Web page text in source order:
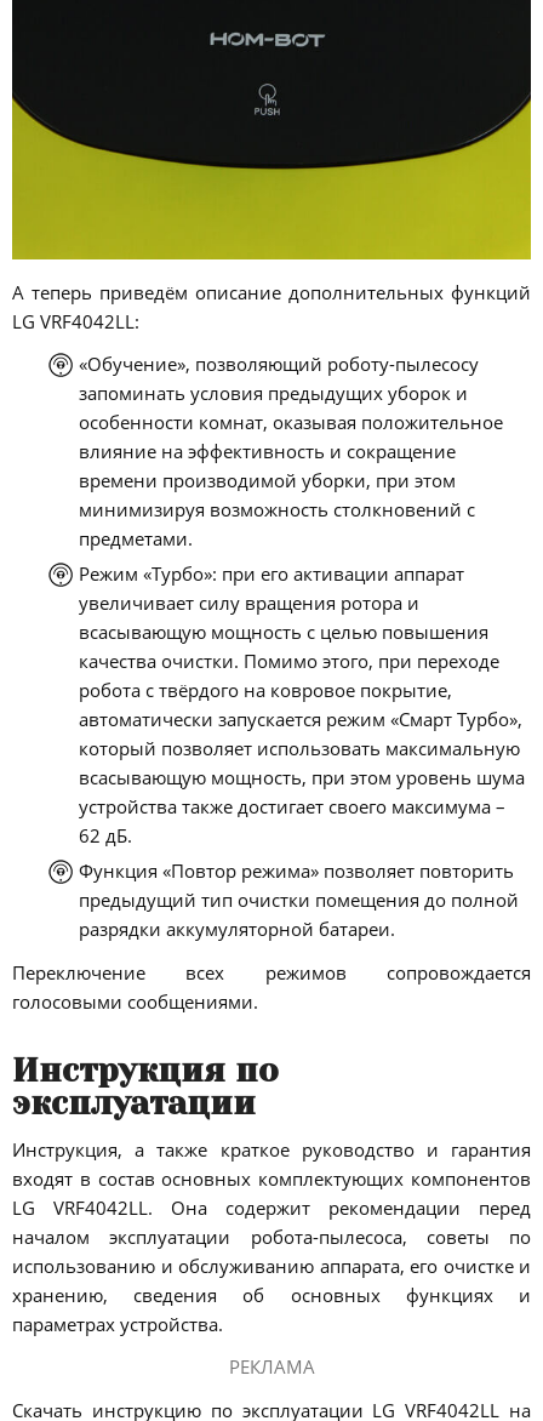
А теперь приведём описание дополнительных функций
LG VRF4042LL:
«Обучение», позволяющий роботу-пылесосу
запоминать условия предыдущих уборок и
особенности комнат, оказывая положительное
влияние на эффективность и сокращение
времени производимой уборки, при этом
минимизируя возможность столкновений с
предметами.
Режим «Турбо»: при его активации аппарат
увеличивает силу вращения ротора и
всасывающую мощность с целью повышения
качества очистки. Помимо этого, при переходе
робота с твёрдого на ковровое покрытие,
автоматически запускается режим «Смарт Турбо»,
который позволяет использовать максимальную
всасывающую мощность, при этом уровень шума
устройства также достигает своего максимума –
62 дБ.
Функция «Повтор режима» позволяет повторить
предыдущий тип очистки помещения до полной
разрядки аккумуляторной батареи.
Переключение всех режимов сопровождается
голосовыми сообщениями.
Инструкция по
эксплуатации
Инструкция, а также краткое руководство и гарантия
входят в состав основных комплектующих компонентов
LG VRF4042LL. Она содержит рекомендации перед
началом эксплуатации робота-пылесоса, советы по
использованию и обслуживанию аппарата, его очистке и
хранению, сведения об основных функциях и
параметрах устройства.
РЕКЛАМА
Скачать инструкцию по эксплуатации LG VRF4042LL на